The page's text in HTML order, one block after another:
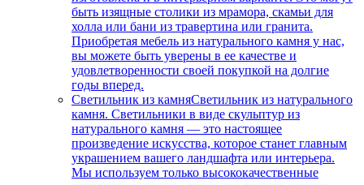
быть изящные столики из мрамора, скамьи для
холла или бани из травертина или гранита.
Приобретая мебель из натурального камня у нас,
вы можете быть уверены в ее качестве и
удовлетворенности своей покупкой на долгие
годы вперед.
Светильник из камняСветильник из натурального
камня. Светильники в виде скульптур из
натурального камня — это настоящее
произведение искусства, которое станет главным
украшением вашего ландшафта или интерьера.
Мы используем только высококачественные